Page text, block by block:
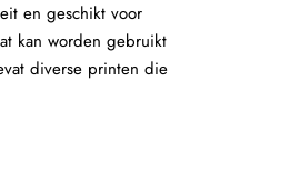
en geschikt voor
kan worden gebruikt
diverse printen die